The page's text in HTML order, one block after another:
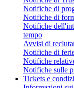
Notifiche di
Notifiche di
Notifiche
tempo
Avvisi di
Notifiche di
Notifiche
Notifiche sulle
Tickets e